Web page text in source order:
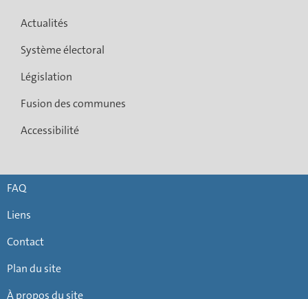
Actualités
Système électoral
Législation
Fusion des communes
Accessibilité
FAQ
Liens
Contact
Plan du site
À propos du site